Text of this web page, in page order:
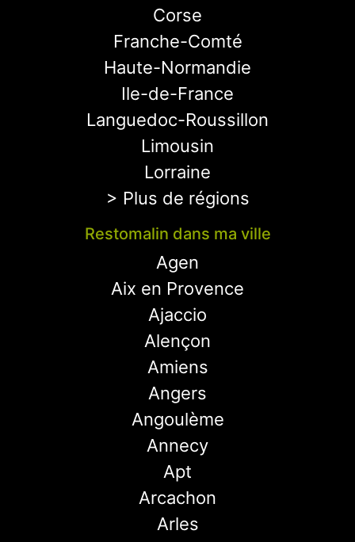
Corse
Franche-Comté
Haute-Normandie
Ile-de-France
Languedoc-Roussillon
Limousin
Lorraine
> Plus de régions
Restomalin dans ma ville
Agen
Aix en Provence
Ajaccio
Alençon
Amiens
Angers
Angoulème
Annecy
Apt
Arcachon
Arles